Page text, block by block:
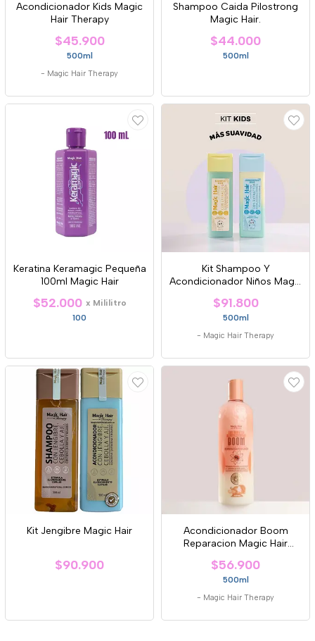
Acondicionador Kids Magic
Hair Therapy
$45.900
500ml
- Magic Hair Therapy
Shampoo Caida Pilostrong
Magic Hair.
$44.000
500ml
Keratina Keramagic Pequeña
100ml Magic Hair
$52.000 x Mililitro
100
Kit Shampoo Y
Acondicionador Niños Magic
$91.800
500ml
- Magic Hair Therapy
Kit Jengibre Magic Hair
$90.900
Acondicionador Boom
Reparacion Magic Hair
$56.900
500ml
- Magic Hair Therapy